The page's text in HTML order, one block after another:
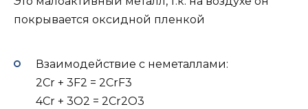
покрывается оксидной пленкой
Взаимодействие с неметаллами:
2Сr + 3F2 = 2CrF3
4Cr + 3O2 = 2Cr2O3